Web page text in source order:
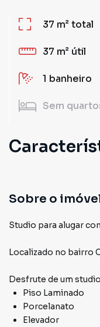
37 m²total
37 m² útil
1 banheiro
Sem
Sobre o
Studio para alugar
Localizado no bairro
Desfrute de um studio
Piso Laminado
Porcelanato
Elevador